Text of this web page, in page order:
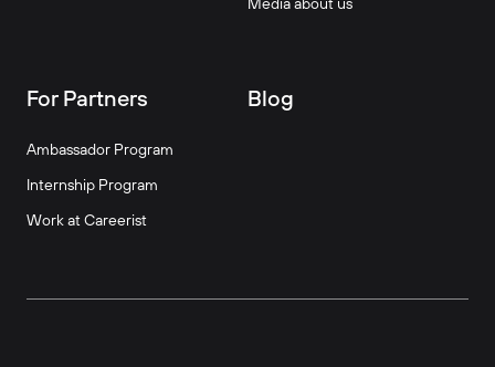
For Partners
Ambassador Program
Internship Program
Work at Careerist
Blog